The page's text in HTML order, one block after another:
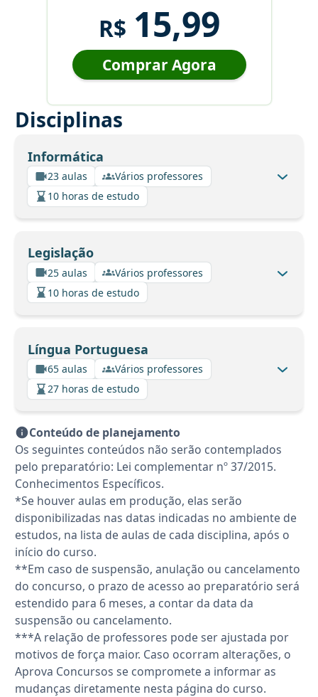
R$ 15,99
Comprar Agora
Disciplinas
Informática
23 aulas
Vários professores
10 horas de estudo
Legislação
25 aulas
Vários professores
10 horas de estudo
Língua Portuguesa
65 aulas
Vários professores
27 horas de estudo
Conteúdo de planejamento
Os seguintes conteúdos não serão contemplados
pelo preparatório: Lei complementar nº 37/2015.
Conhecimentos Específicos.
*Se houver aulas em produção, elas serão
disponibilizadas nas datas indicadas no ambiente de
estudos, na lista de aulas de cada disciplina, após o
início do curso.
**Em caso de suspensão, anulação ou cancelamento
do concurso, o prazo de acesso ao preparatório será
estendido para 6 meses, a contar da data da
suspensão ou cancelamento.
***A relação de professores pode ser ajustada por
motivos de força maior. Caso ocorram alterações, o
Aprova Concursos se compromete a informar as
mudanças diretamente nesta página do curso.